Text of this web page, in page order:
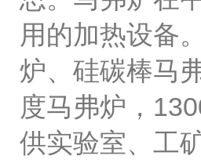
用的加热设备
炉、硅碳棒马
度马弗炉，
供实验室、工